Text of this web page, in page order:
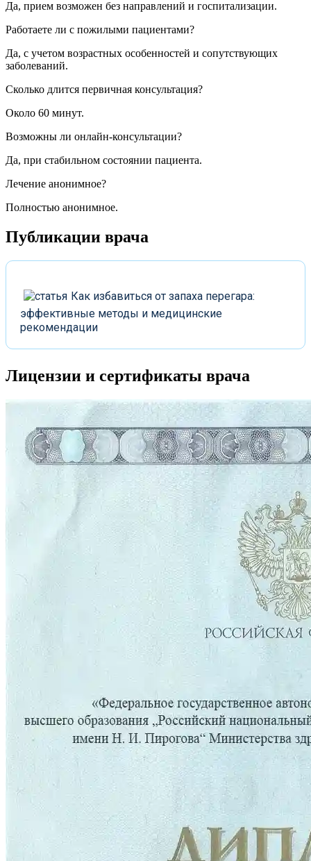
Да, прием возможен без направлений и госпитализации.
Работаете ли с пожилыми пациентами?
Да, с учетом возрастных особенностей и сопутствующих
заболеваний.
Сколько длится первичная консультация?
Около 60 минут.
Возможны ли онлайн-консультации?
Да, при стабильном состоянии пациента.
Лечение анонимное?
Полностью анонимное.
Публикации врача
Как избавиться от запаха перегара:
эффективные методы и медицинские
рекомендации
Лицензии и сертификаты врача